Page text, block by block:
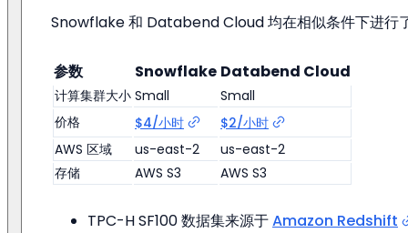
Snowflake 和 Databend Cloud 均在相似条件下进行
参数 Snowflake Databend Cloud
计算集群大小 Small
Small
价格
$4/小时
$2/小时
AWS 区域
us-east-2
us-east-2
存储
AWS S3 AWS S3
TPC-H SF100 数据集来源于Amazon Redshift